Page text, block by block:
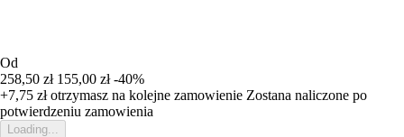
Od
258,50 zł 155,00 zł -40%
+7,75 złotrzymasz na kolejne zamowienie Zostana naliczone po
potwierdzeniu zamowienia
Loading...